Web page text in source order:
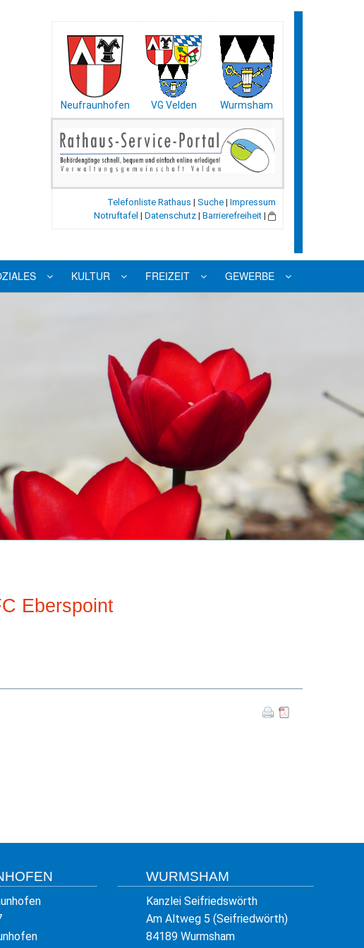
Neufraunhofen VG Velden Wurmsham
Telefonliste Rathaus |Suche |Impressum
Notruftafel |Datenschutz |Barrierefreiheit |
KULTUR FREIZEIT GEWERBE
Eberspoint
WURMSHAM
Kanzlei Seifriedswörth
Am Altweg 5 (Seifriedwörth)
84189 Wurmsham